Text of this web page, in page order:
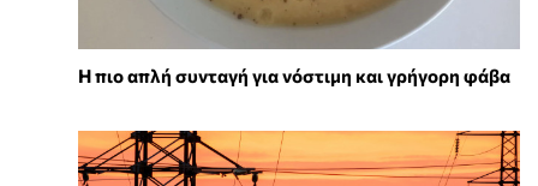
Η πιο απλή συνταγή για νόστιμη και γρήγορη φάβα